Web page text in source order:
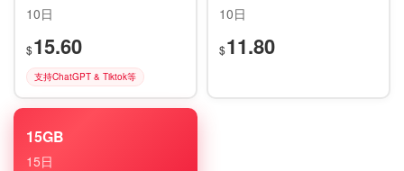
10日
$15.60
支持ChatGPT & Tiktok等
10日
$11.80
15GB
15日